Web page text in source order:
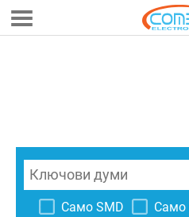
Само SMD Само